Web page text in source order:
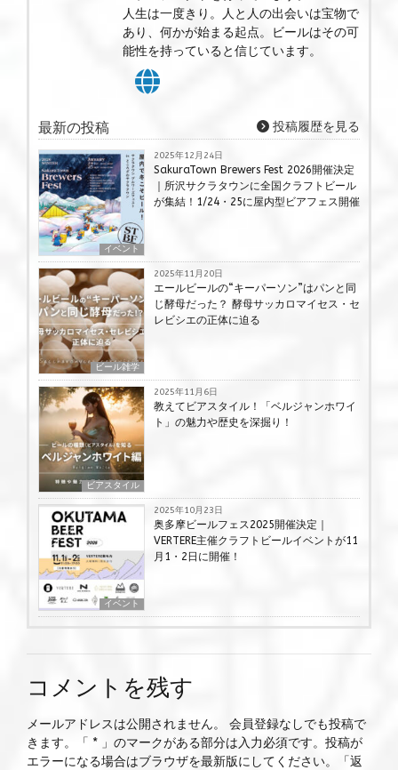
人生は一度きり。人と人の出会いは宝物で
あり、何かが始まる起点。ビールはその可
能性を持っていると信じています。
最新の投稿 投稿履歴を見る
イベント
2025年12月24日
SakuraTown Brewers Fest 2026開催決定
｜所沢サクラタウンに全国クラフトビール
が集結！1/24・25に屋内型ビアフェス開催
ビール雑学
2025年11月20日
エールビールの“キーパーソン”はパンと同
じ酵母だった？ 酵母サッカロマイセス・セ
レビシエの正体に迫る
ビアスタイル
2025年11月6日
教えてビアスタイル！「ベルジャンホワイ
ト」の魅力や歴史を深掘り！
イベント
2025年10月23日
奥多摩ビールフェス2025開催決定｜
VERTERE主催クラフトビールイベントが11
月1・2日に開催！
コメントを残す
メールアドレスは公開されません。 会員登録なしでも投稿で
きます。「 * 」のマークがある部分は入力必須です。投稿が
エラーになる場合はブラウザを最新版にしてください。「返